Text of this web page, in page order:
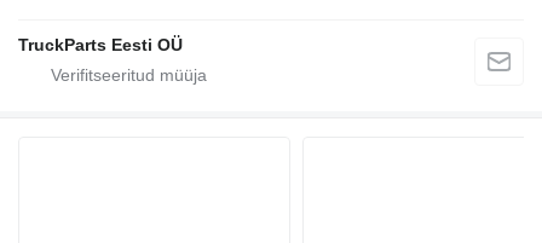
TruckParts Eesti OÜ